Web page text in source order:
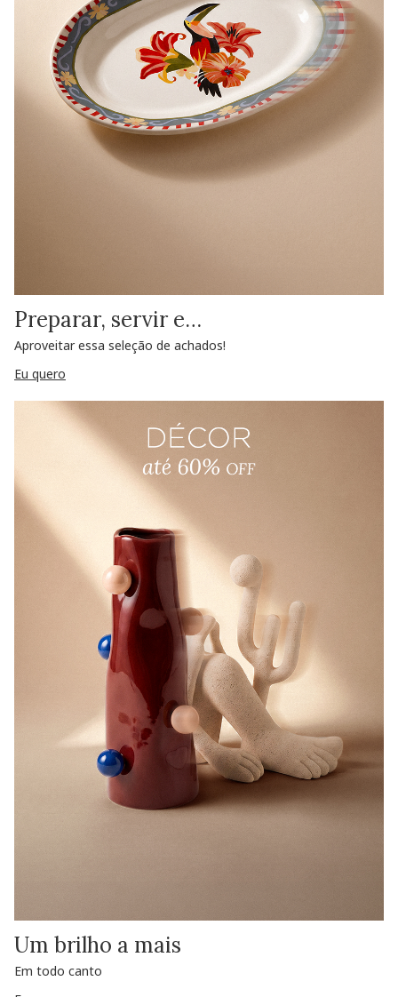
Preparar, servir e…
Aproveitar essa seleção de achados!
Eu quero
Um brilho a mais
Em todo canto